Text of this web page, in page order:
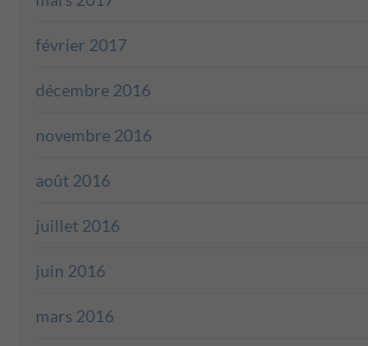
février 2017
décembre 2016
novembre 2016
août 2016
juillet 2016
juin 2016
mars 2016